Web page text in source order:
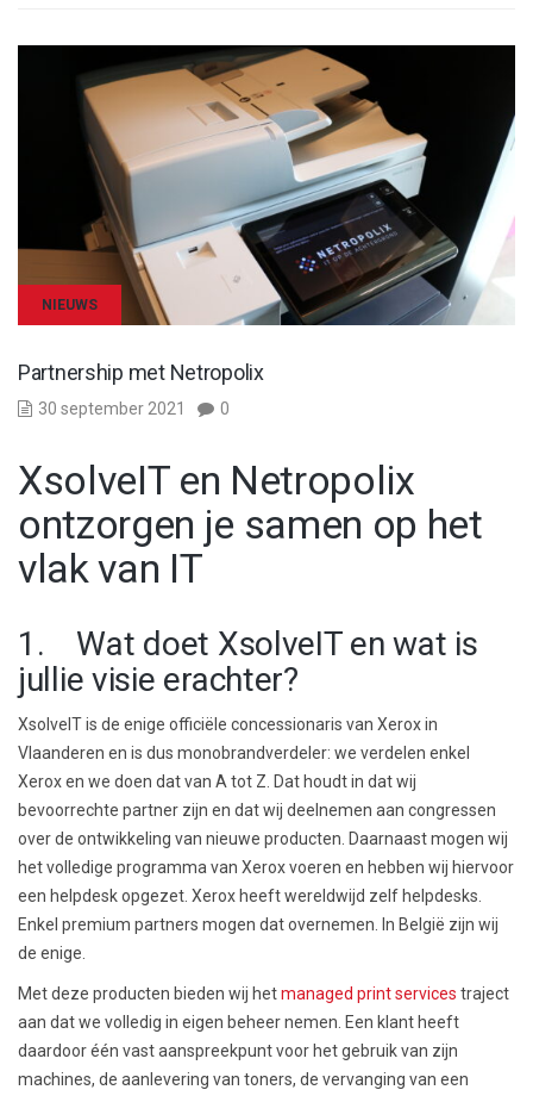
NIEUWS
Partnership met Netropolix
30 september 2021 0
XsolveIT en Netropolix
ontzorgen je samen op het
vlak van IT
1. Wat doet XsolveIT en wat is
jullie visie erachter?
XsolveIT is de enige officiële concessionaris van Xerox in
Vlaanderen en is dus monobrandverdeler: we verdelen enkel
Xerox en we doen dat van A tot Z. Dat houdt in dat wij
bevoorrechte partner zijn en dat wij deelnemen aan congressen
over de ontwikkeling van nieuwe producten. Daarnaast mogen wij
het volledige programma van Xerox voeren en hebben wij hiervoor
een helpdesk opgezet. Xerox heeft wereldwijd zelf helpdesks.
Enkel premium partners mogen dat overnemen. In België zijn wij
de enige.
Met deze producten bieden wij hetmanaged print services traject
aan dat we volledig in eigen beheer nemen. Een klant heeft
daardoor één vast aanspreekpunt voor het gebruik van zijn
machines, de aanlevering van toners, de vervanging van een